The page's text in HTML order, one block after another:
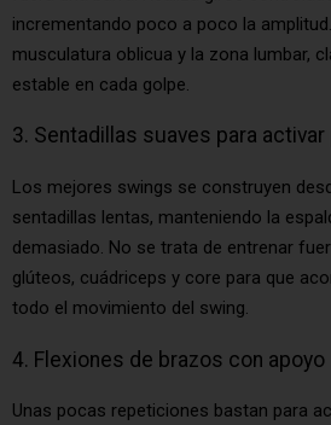
incrementando poco a poco la
musculatura oblicua y la zona lumbar,
estable en cada golpe.
3. Sentadillas suaves para
Los mejores swings se construyen
sentadillas lentas, manteniendo la
demasiado. No se trata de entrenar
glúteos, cuádriceps y core para que
todo el movimiento del swing.
4. Flexiones de brazos con apoyo
Unas pocas repeticiones bastan para